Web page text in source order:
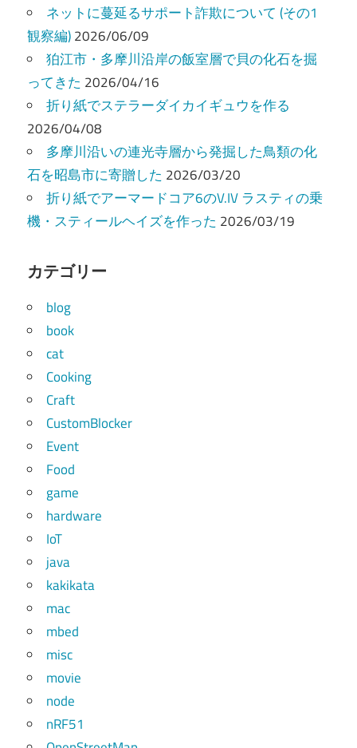
ネットに蔓延るサポート詐欺について (その1
観察編)2026/06/09
狛江市・多摩川沿岸の飯室層で貝の化石を掘
ってきた 2026/04/16
折り紙でステラーダイカイギュウを作る
2026/04/08
多摩川沿いの連光寺層から発掘した鳥類の化
石を昭島市に寄贈した 2026/03/20
折り紙でアーマードコア6のV.IV ラスティの乗
機・スティールヘイズを作った 2026/03/19
カテゴリー
blog
book
cat
Cooking
Craft
CustomBlocker
Event
Food
game
hardware
IoT
java
kakikata
mac
mbed
misc
movie
node
nRF51